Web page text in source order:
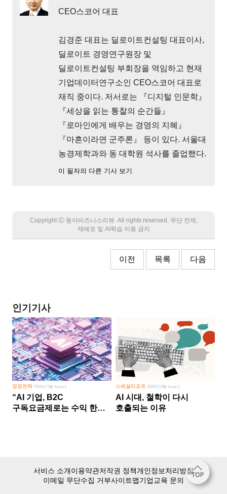
CEO스코어 대표
김경준 대표는 딜로이트컨설팅 대표이사,
딜로이트 경영연구원장 및
딜로이트컨설팅 부회장을 역임하고 현재
기업데이터연구소인 CEO스코어 대표로
재직 중이다. 저서로는 『디지털 인문학』
『세상을 읽는 통찰의 순간들』
『로마인에게 배우는 경영의 지혜』
『마흔이라면 군주론』 등이 있다. 서울대
농경제학과와 동 대학원 석사를 졸업했다.
이 필자의 다른 기사 보기
Copyright Ⓒ 동아비즈니스리뷰. All rights reserved. 무단 전재,
재배포 및 AI학습 이용 금지
이전 목록 다음
인기기사
경영전략 2026년 5월 Issue 2
“AI 기업, B2C
구독요금제로는 수익 한계
스페셜리포트 2026년 8월 Issue 1
AI 시대, 철학이 다시
호출되는 이유
서비스 소개이용약관저작권 정책개인정보처리방침
이메일 무단수집 거부사이트맵기업교육 문의